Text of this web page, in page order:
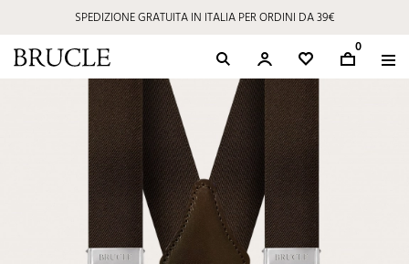
SPEDIZIONE GRATUITA IN ITALIA PER ORDINI DA 39€
0